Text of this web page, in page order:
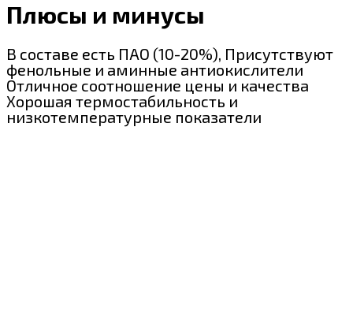
Плюсы и минусы
В составе есть ПАО (10-20%), Присутствуют
фенольные и аминные антиокислители
Отличное соотношение цены и качества
Хорошая термостабильность и
низкотемпературные показатели